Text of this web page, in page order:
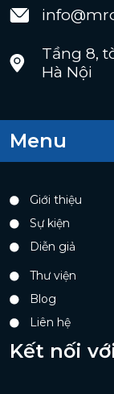
Tầng 8,
Hà Nội
Menu
Giới thiệu
Sự kiện
Diễn giả
Thư viện
Blog
Liên hệ
Kết nối